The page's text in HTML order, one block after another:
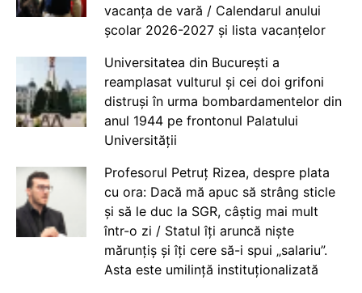
vacanța de vară / Calendarul anului
școlar 2026-2027 și lista vacanțelor
Universitatea din București a
reamplasat vulturul și cei doi grifoni
distruși în urma bombardamentelor din
anul 1944 pe frontonul Palatului
Universității
Profesorul Petruț Rizea, despre plata
cu ora: Dacă mă apuc să strâng sticle
și să le duc la SGR, câștig mai mult
într-o zi / Statul îți aruncă niște
mărunțiș și îți cere să-i spui „salariu”.
Asta este umilință instituționalizată